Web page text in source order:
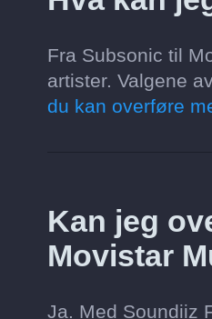
Fra Subsonic til
artister. Valgene
du kan overføre
Kan jeg
Movistar
Ja. Med Soundiiz